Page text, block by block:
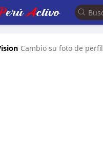
Cambio su foto de perfil